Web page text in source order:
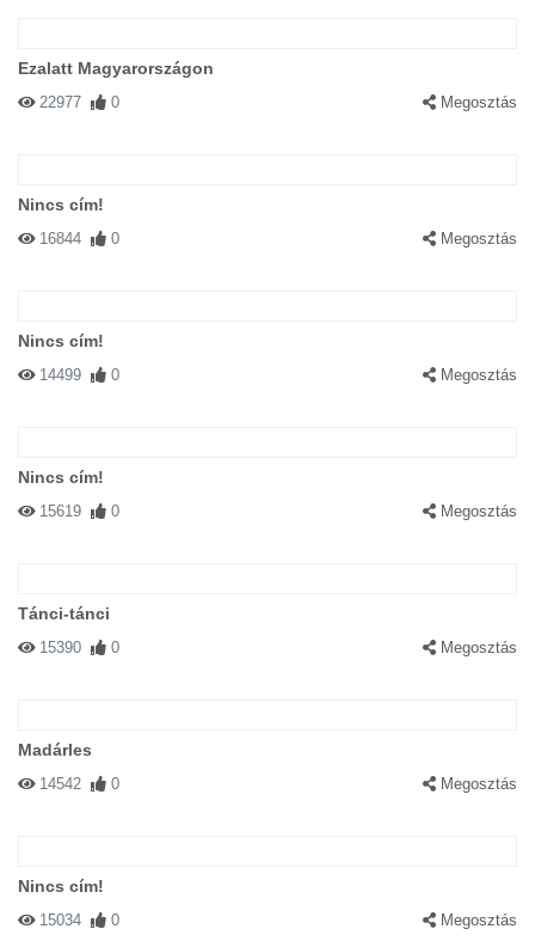
Ezalatt Magyarországon
22977 0 Megosztás
Nincs cím!
16844 0 Megosztás
Nincs cím!
14499 0 Megosztás
Nincs cím!
15619 0 Megosztás
Tánci-tánci
15390 0 Megosztás
Madárles
14542 0 Megosztás
Nincs cím!
15034 0 Megosztás